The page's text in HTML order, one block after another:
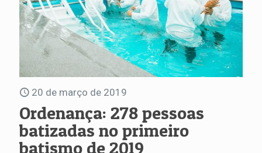
20 de março de 2019
Ordenança: 278 pessoas
batizadas no primeiro
batismo de 2019